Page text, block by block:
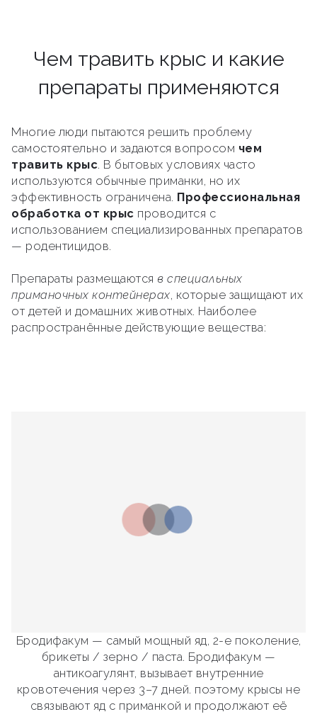
Чем травить крыс и какие
препараты применяются
Многие люди пытаются решить проблему
самостоятельно и задаются вопросом чем
травить крыс. В бытовых условиях часто
используются обычные приманки, но их
эффективность ограничена. Профессиональная
обработка от крыс проводится с
использованием специализированных препаратов
— родентицидов.
Препараты размещаются в специальных
приманочных контейнерах, которые защищают их
от детей и домашних животных. Наиболее
распространённые действующие вещества:
Бродифакум — самый мощный яд, 2-е поколение,
брикеты / зерно / паста. Бродифакум —
антикоагулянт, вызывает внутренние
кровотечения через 3–7 дней. поэтому крысы не
связывают яд с приманкой и продолжают её